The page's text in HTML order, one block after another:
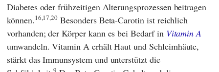
Diabetes oder frühzeitigen Alterungsprozessen beitragen
können.16,17,20 Besonders Beta-Carotin ist reichlich
vorhanden; der Körper kann es bei Bedarf in Vitamin A
umwandeln. Vitamin A erhält Haut und Schleimhäute,
stärkt das Immunsystem und unterstützt die
9